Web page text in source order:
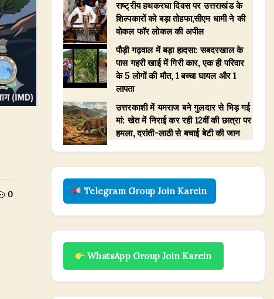
0
राष्ट्रीय हथकरघा दिवस पर उत्तराखंड के
शिल्पकारों को बड़ा तोहफा,सीएम धामी ने की
वोकल फॉर लोकल की अपील
पौड़ी गढ़वाल में बड़ा हादसा: सबदरखाल के
पास गहरी खाई में गिरी कार, एक ही परिवार
के 5 लोगों की मौत, 1 बच्चा घायल और 1
लापता
उत्तरकाशी में यमराज बने गुलदार से भिड़ गई
मां: खेत में निराई कर रही 12वीं की छात्रा पर
हमला, दरांती-लाठी से बचाई बेटी की जान
Telegram Group Join Karein
WhatsApp Group Join Karein